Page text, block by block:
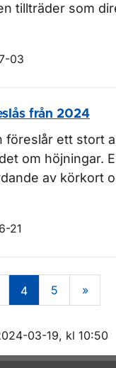
tillträder som
03
från 2024
föreslår ett stort
om höjningar.
av körkort
21
4 5 »
03-19, kl 10:50